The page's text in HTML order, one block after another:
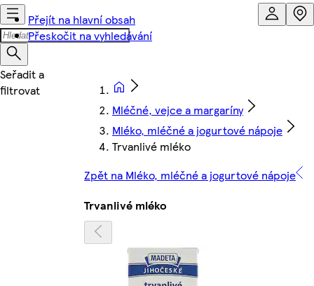
Přejít na hlavní obsah
Přeskočit na vyhledávání
Mléčné, vejce a margaríny
Mléko, mléčné a jogurtové nápoje
Trvanlivé mléko
Zpět na Mléko, mléčné a jogurtové nápoje
Trvanlivé mléko